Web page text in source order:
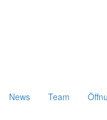
News Team